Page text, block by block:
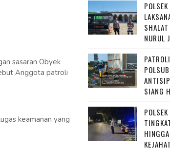
sasaran Obyek
Anggota patroli
keamanan yang
NURUL
SIANG